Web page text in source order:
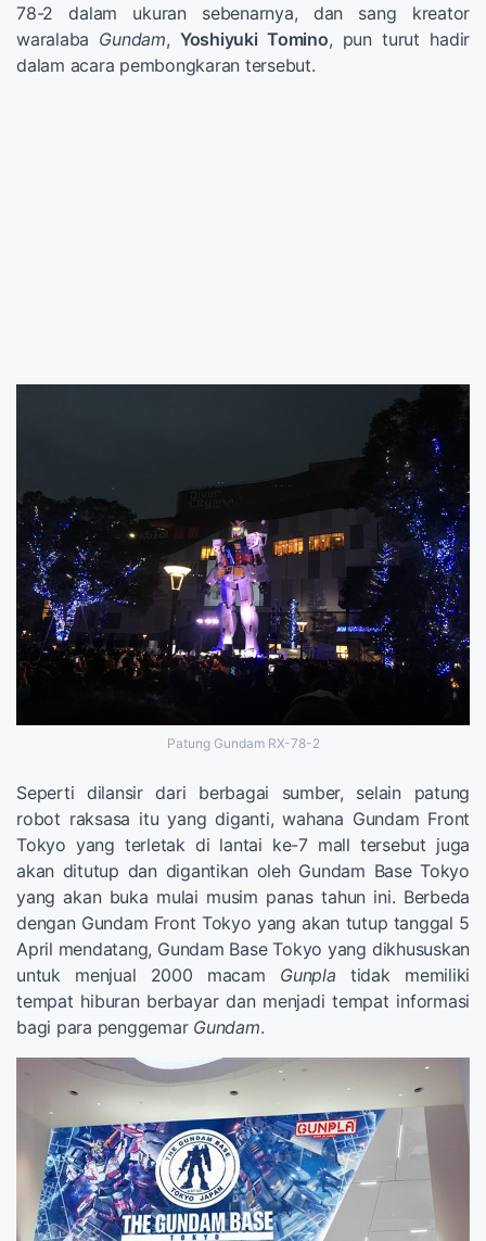
78-2 dalam ukuran sebenarnya, dan sang kreator
waralaba Gundam, Yoshiyuki Tomino, pun turut hadir
dalam acara pembongkaran tersebut.
Patung Gundam RX-78-2
Seperti dilansir dari berbagai sumber, selain patung
robot raksasa itu yang diganti, wahana Gundam Front
Tokyo yang terletak di lantai ke-7 mall tersebut juga
akan ditutup dan digantikan oleh Gundam Base Tokyo
yang akan buka mulai musim panas tahun ini. Berbeda
dengan Gundam Front Tokyo yang akan tutup tanggal 5
April mendatang, Gundam Base Tokyo yang dikhususkan
untuk menjual 2000 macam Gunpla tidak memiliki
tempat hiburan berbayar dan menjadi tempat informasi
bagi para penggemar Gundam.